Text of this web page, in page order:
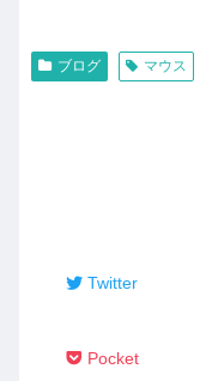
ブログ マウス
Twitter
Pocket